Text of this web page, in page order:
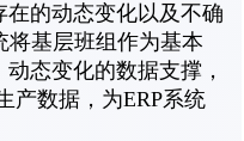
的动态变化以及不确
将基层班组作为基本
态变化的数据支撑，
产数据，为ERP系统